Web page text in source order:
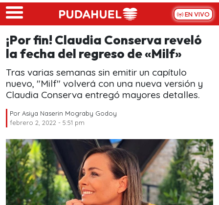
Skip to main content
EN VIVO
¡Por fin! Claudia Conserva reveló
la fecha del regreso de «Milf»
Tras varias semanas sin emitir un capítulo
nuevo, "Milf" volverá con una nueva versión y
Claudia Conserva entregó mayores detalles.
Por Asiya Naserin Mograby Godoy
febrero 2, 2022 - 5:51 pm